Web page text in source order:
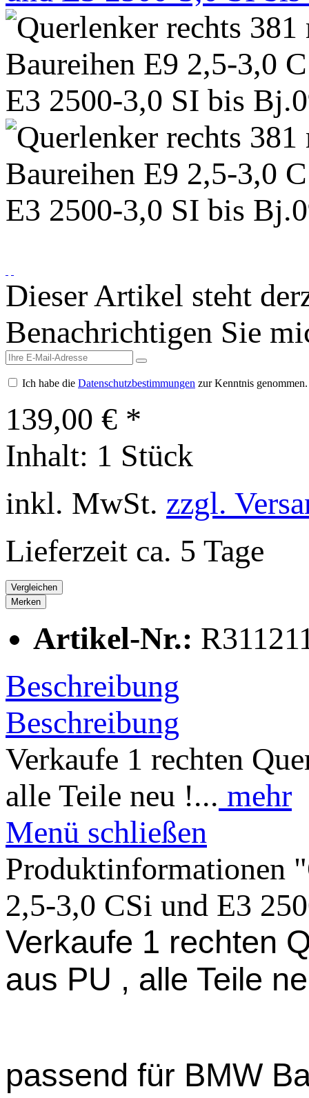
Dieser Artikel steht
Benachrichtigen Sie
Ich habe die Datenschutzbestimmungen zur Kenntnis genommen.
139,00 € *
Inhalt: 1 Stück
inkl. MwSt. zzgl.
Lieferzeit ca. 5 Tage
Vergleichen
Merken
Artikel-Nr.:
Beschreibung
Beschreibung
Verkaufe 1 rechten
alle Teile neu !... mehr
Menü schließen
Produktinformationen
2,5-3,0 CSi und E3
Verkaufe 1 rechten
aus PU , alle Teile
passend für BMW